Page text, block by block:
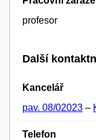
profesor
Další
Kancelář
pav. 08/02023 –
Telefon